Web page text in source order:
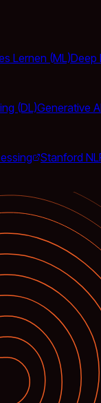
Lernen (ML)Deep
(DL)Generative AI
Stanford